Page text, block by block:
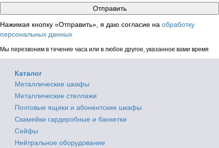
Нажимая кнопку «Отправить», я даю согласие на обработку
персональных данных
Мы перезвоним в течение часа или в любое другое, указанное вами время
Каталог
Металлические шкафы
Металлические стеллажи
Почтовые ящики и абонентские шкафы
Скамейки гардеробные и банкетки
Сейфы
Нейтральное оборудование